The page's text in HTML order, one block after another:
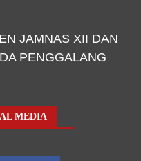
JAMNAS XII DAN
PENGGALANG
MEDIA